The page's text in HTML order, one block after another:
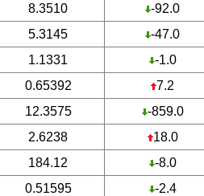
8.3510
-92.0
5.3145
-47.0
1.1331
-1.0
0.65392
7.2
12.3575
-859.0
2.6238
18.0
184.12
-8.0
0.51595
-2.4